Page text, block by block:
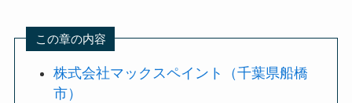
この章の内容
株式会社マックスペイント（千葉県船橋
市）